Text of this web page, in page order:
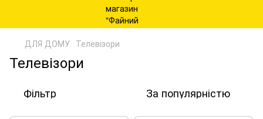
ДЛЯ ДОМУ Телевізори
Телевізори
Фільтр За популярністю